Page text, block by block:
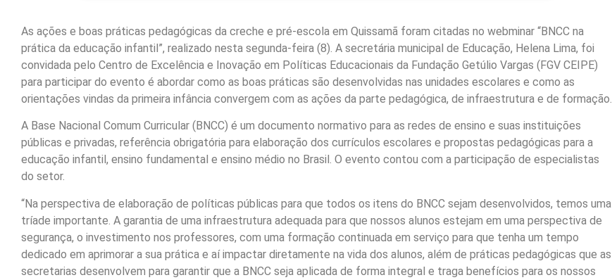
As ações e boas práticas pedagógicas da creche e pré-escola em Quissamã foram citadas no webminar “BNCC na
prática da educação infantil”, realizado nesta segunda-feira (8). A secretária municipal de Educação, Helena Lima, foi
convidada pelo Centro de Excelência e Inovação em Políticas Educacionais da Fundação Getúlio Vargas (FGV CEIPE)
para participar do evento é abordar como as boas práticas são desenvolvidas nas unidades escolares e como as
orientações vindas da primeira infância convergem com as ações da parte pedagógica, de infraestrutura e de formação.
A Base Nacional Comum Curricular (BNCC) é um documento normativo para as redes de ensino e suas instituições
públicas e privadas, referência obrigatória para elaboração dos currículos escolares e propostas pedagógicas para a
educação infantil, ensino fundamental e ensino médio no Brasil. O evento contou com a participação de especialistas
do setor.
“Na perspectiva de elaboração de políticas públicas para que todos os itens do BNCC sejam desenvolvidos, temos uma
tríade importante. A garantia de uma infraestrutura adequada para que nossos alunos estejam em uma perspectiva de
segurança, o investimento nos professores, com uma formação continuada em serviço para que tenha um tempo
dedicado em aprimorar a sua prática e aí impactar diretamente na vida dos alunos, além de práticas pedagógicas que as
secretarias desenvolvem para garantir que a BNCC seja aplicada de forma integral e traga benefícios para os nossos